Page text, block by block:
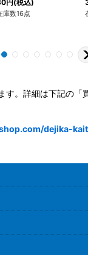
円(税込)
庫数16点
す。詳細は下記の「
dejika-